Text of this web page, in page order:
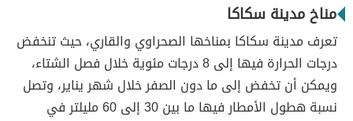
مناخ مدينة سكاكا
تعرف مدينة سكاكا بمناخها الصحراوي والقاري، حيث تنخفض
درجات الحرارة فيها إلى 8 درجات مئوية خلال فصل الشتاء،
ويمكن أن تخفض إلى ما دون الصفر خلال شهر يناير، وتصل
نسبة هطول الأمطار فيها ما بين 30 إلى 60 مليلتر في